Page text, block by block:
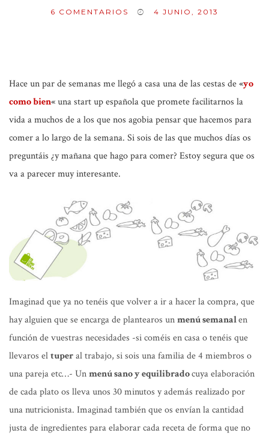
6 COMENTARIOS 4 JUNIO, 2013
Hace un par de semanas me llegó a casa una de las cestas de«yo
como bien«una start up española que promete facilitarnos la
vida a muchos de a los que nos agobia pensar que hacemos para
comer a lo largo de la semana. Si sois de las que muchos días os
preguntáis ¿y mañana que hago para comer? Estoy segura que os
va a parecer muy interesante.
Imaginad que ya no tenéis que volver a ir a hacer la compra, que
hay alguien que se encarga de plantearos unmenú semanalen
función de vuestras necesidades -si coméis en casa o tenéis que
llevaros eltuperal trabajo, si sois una familia de 4 miembros o
una pareja etc…- Unmenú sano y equilibradocuya elaboración
de cada plato os lleva unos 30 minutos y además realizado por
una nutricionista. Imaginad también que os envían la cantidad
justa de ingredientes para elaborar cada receta de forma que no